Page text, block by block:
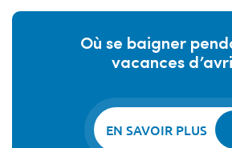
Où se baigner
vacances
EN SAVOIR PLUS